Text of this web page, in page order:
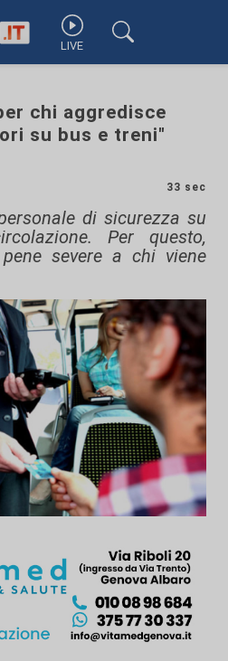
LIVE
chi aggredisce
su bus e treni"
33 sec
di sicurezza su
Per questo,
severe a chi viene